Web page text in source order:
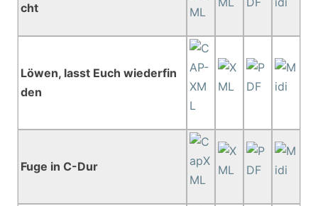
cht
Löwen, lasst Euch wiederfin
den
Fuge in C-Dur